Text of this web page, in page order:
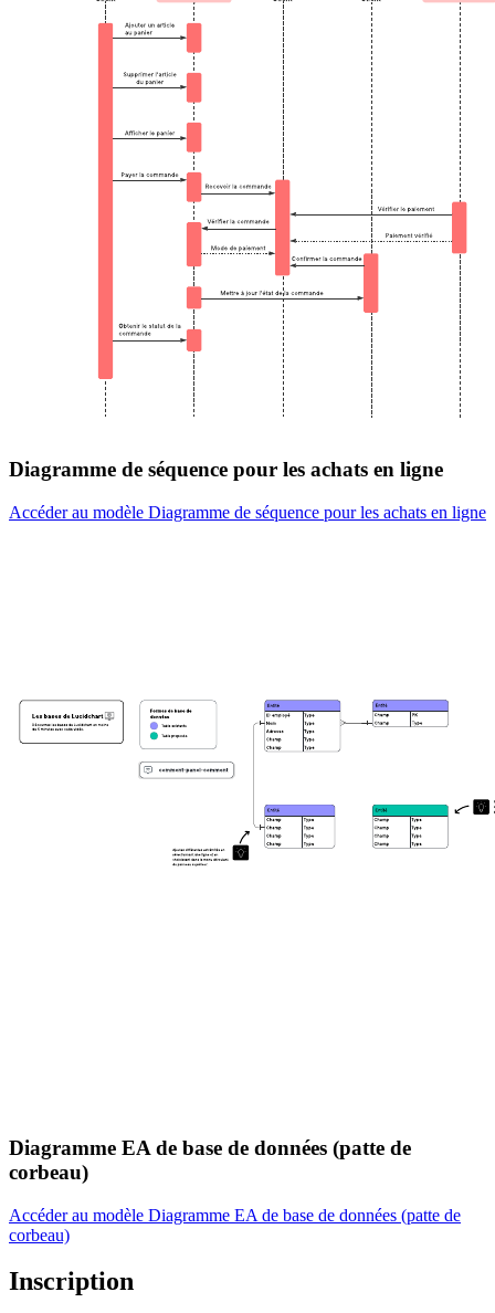
Diagramme de séquence pour les achats en ligne
Accéder au modèle Diagramme de séquence pour les achats en ligne
Diagramme EA de base de données (patte de
corbeau)
Accéder au modèle Diagramme EA de base de données (patte de
corbeau)
Inscription